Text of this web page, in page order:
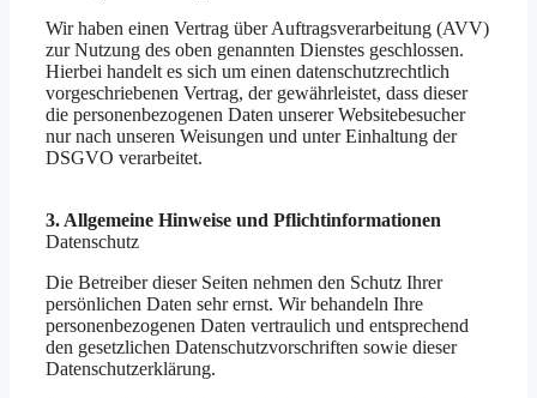
Wir haben einen Vertrag über Auftragsverarbeitung (AVV)
zur Nutzung des oben genannten Dienstes geschlossen.
Hierbei handelt es sich um einen datenschutzrechtlich
vorgeschriebenen Vertrag, der gewährleistet, dass dieser
die personenbezogenen Daten unserer Websitebesucher
nur nach unseren Weisungen und unter Einhaltung der
DSGVO verarbeitet.
3. Allgemeine Hinweise und Pflicht­informationen
Datenschutz
Die Betreiber dieser Seiten nehmen den Schutz Ihrer
persönlichen Daten sehr ernst. Wir behandeln Ihre
personenbezogenen Daten vertraulich und entsprechend
den gesetzlichen Datenschutzvorschriften sowie dieser
Datenschutzerklärung.